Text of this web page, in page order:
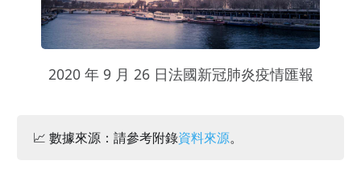
2020 年 9 月 26 日法國新冠肺炎疫情匯報
📈 數據來源：請參考附錄資料來源。